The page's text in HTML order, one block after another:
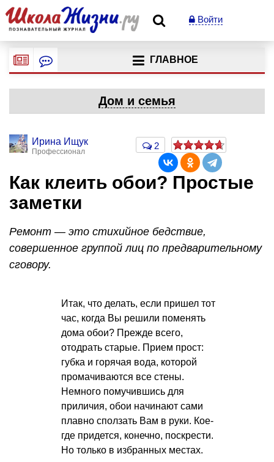
Войти
ГЛАВНОЕ
Дом и семья
Ирина Ищук
Профессионал
2
Как клеить обои? Простые
заметки
Ремонт — это стихийное бедствие,
совершенное группой лиц по предварительному
сговору.
Итак, что делать, если пришел тот
час, когда Вы решили поменять
дома обои? Прежде всего,
отодрать старые. Прием прост:
губка и горячая вода, которой
промачиваются все стены.
Немного помучившись для
приличия, обои начинают сами
плавно сползать Вам в руки. Кое-
где придется, конечно, поскрести.
Но только в избранных местах.